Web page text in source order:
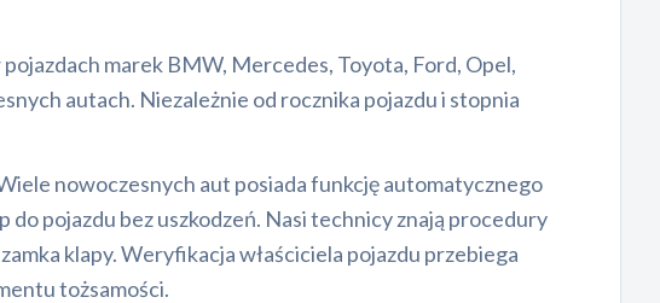
pojazdach marek BMW, Mercedes, Toyota, Ford, Opel,
autach. Niezależnie od rocznika pojazdu i stopnia
nowoczesnych aut posiada funkcję automatycznego
pojazdu bez uszkodzeń. Nasi technicy znają procedury
klapy. Weryfikacja właściciela pojazdu przebiega
tożsamości.